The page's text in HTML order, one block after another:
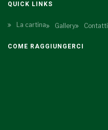
QUICK LINKS
La cartina Gallery Contatti
COME RAGGIUNGERCI